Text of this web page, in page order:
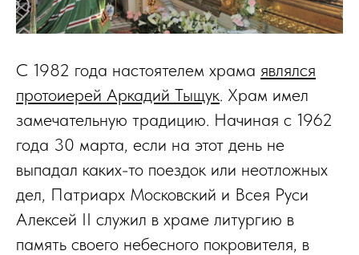
С 1982 года настоятелем храма являлся
протоиерей Аркадий Тыщук. Храм имел
замечательную традицию. Начиная с 1962
года 30 марта, если на этот день не
выпадал каких-то поездок или неотложных
дел, Патриарх Московский и Всея Руси
Алексей II служил в храме литургию в
память своего небесного покровителя, в